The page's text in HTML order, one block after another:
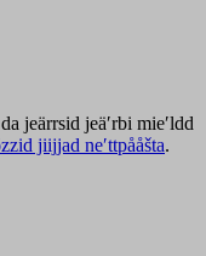
jeärrsid jeäʹrbi mieʹldd
jiijjad neʹttpååšta.